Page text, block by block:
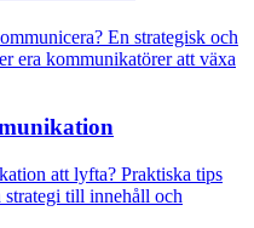
En strategisk och
era kommunikatörer att växa
att lyfta? Praktiska tips
strategi till innehåll och